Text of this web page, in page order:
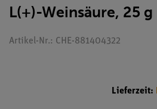
L(+)-Weinsäure, 25 g
Artikel-Nr.: CHE-881404322
Lieferzeit: